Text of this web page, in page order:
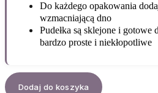
Do każdego opakowania
wzmacniającą dno
Pudełka są sklejone i gotowe
bardzo proste i niekłopotliwe
Dodaj do koszyka